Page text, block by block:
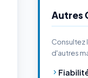
Autres
Consultez
d'autres